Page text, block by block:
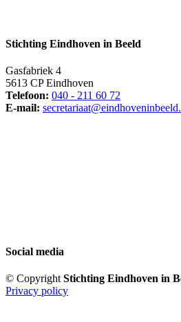
Stichting Eindhoven in Beeld
Gasfabriek 4
5613 CP Eindhoven
Telefoon: 040 - 211 60 72
E-mail:
Social media
© CopyrightStichting Eindhoven in
Privacy policy